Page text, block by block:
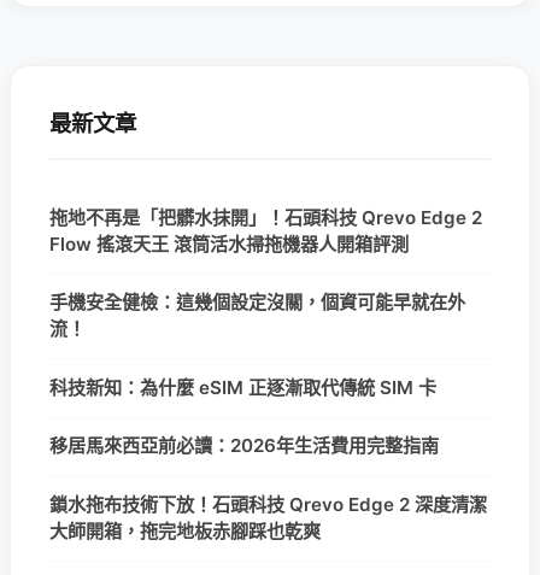
最新文章
拖地不再是「把髒水抹開」！石頭科技 Qrevo Edge 2
Flow 搖滾天王 滾筒活水掃拖機器人開箱評測
手機安全健檢：這幾個設定沒關，個資可能早就在外
流！
科技新知：為什麼 eSIM 正逐漸取代傳統 SIM 卡
移居馬來西亞前必讀：2026年生活費用完整指南
鎖水拖布技術下放！石頭科技 Qrevo Edge 2 深度清潔
大師開箱，拖完地板赤腳踩也乾爽